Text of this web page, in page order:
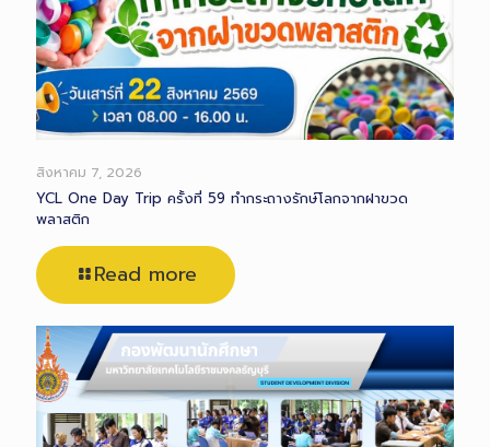
สิงหาคม 7, 2026
YCL One Day Trip ครั้งที่ 59 ทำกระถางรักษ์โลกจากฝาขวด
พลาสติก
Read more